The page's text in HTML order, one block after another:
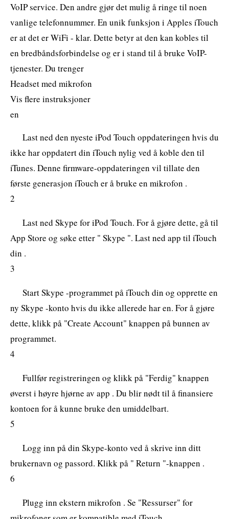
VoIP service. Den andre gjør det mulig å ringe til noen
vanlige telefonnummer. En unik funksjon i Apples iTouch
er at det er WiFi - klar. Dette betyr at den kan kobles til
en bredbåndsforbindelse og er i stand til å bruke VoIP-
tjenester. Du trenger
Headset med mikrofon
Vis flere instruksjoner
en
Last ned den nyeste iPod Touch oppdateringen hvis du
ikke har oppdatert din iTouch nylig ved å koble den til
iTunes. Denne firmware-oppdateringen vil tillate den
første generasjon iTouch er å bruke en mikrofon .
2
Last ned Skype for iPod Touch. For å gjøre dette, gå til
App Store og søke etter " Skype ". Last ned app til iTouch
din .
3
Start Skype -programmet på iTouch din og opprette en
ny Skype -konto hvis du ikke allerede har en. For å gjøre
dette, klikk på "Create Account" knappen på bunnen av
programmet.
4
Fullfør registreringen og klikk på "Ferdig" knappen
øverst i høyre hjørne av app . Du blir nødt til å finansiere
kontoen for å kunne bruke den umiddelbart.
5
Logg inn på din Skype-konto ved å skrive inn ditt
brukernavn og passord. Klikk på " Return "-knappen .
6
Plugg inn ekstern mikrofon . Se "Ressurser" for